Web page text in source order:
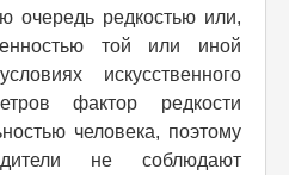
очередь редкостью или,
той или иной
искусственного
фактор редкости
человека, поэтому
не соблюдают